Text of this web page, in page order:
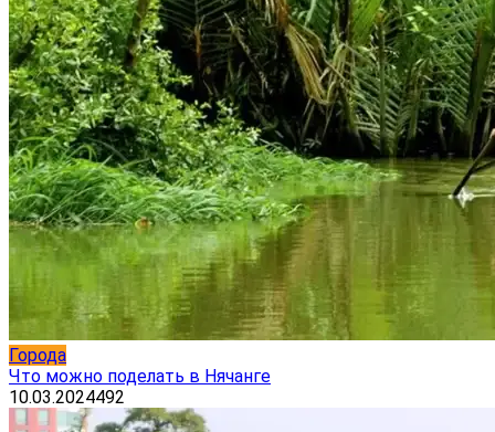
Города
Что можно поделать в Нячанге
10.03.2024492